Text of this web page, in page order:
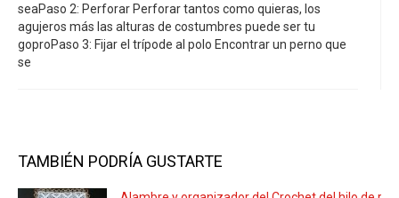
seaPaso 2: Perforar Perforar tantos como quieras, los
agujeros más las alturas de costumbres puede ser tu
goproPaso 3: Fijar el trípode al polo Encontrar un perno que
se
TAMBIÉN PODRÍA GUSTARTE